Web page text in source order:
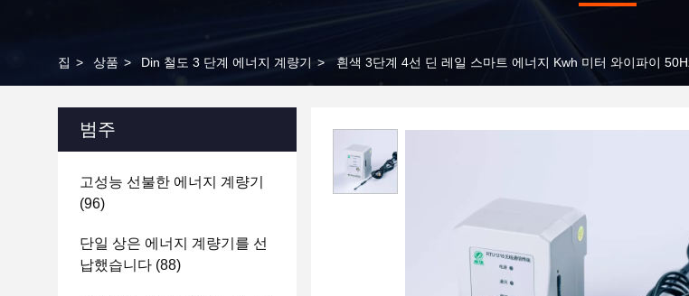
집 > 상품 > Din 철도 3 단계 에너지 계량기 > 흰색 3단계 4선 딘 레일 스마트 에너지 Kwh 미터 와이파이
범주
고성능 선불한 에너지 계량기
(96)
단일 상은 에너지 계량기를 선
납했습니다 (88)